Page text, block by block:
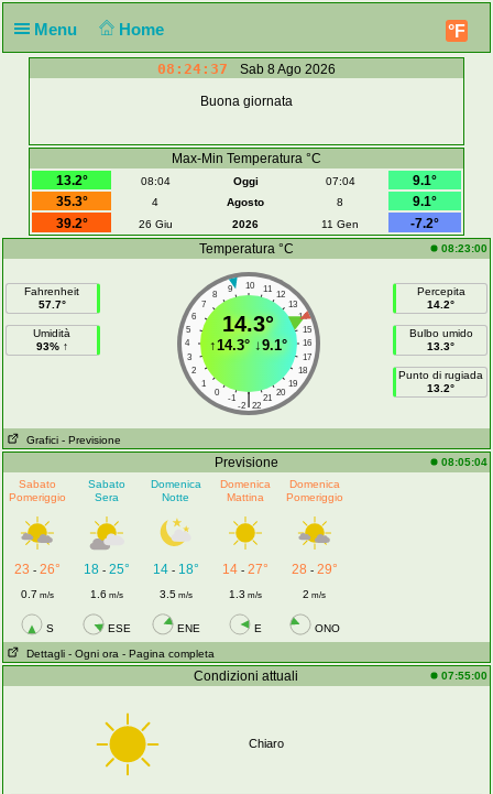
Menu Home °F
08:24:37 Sab 8 Ago 2026
Buona giornata
Max-Min Temperatura °C
13.2°
08:04 Oggi 07:04
9.1°
35.3°
4 Agosto 8
9.1°
39.2°
26 Giu 2026 11 Gen
-7.2°
Temperatura °C
08:23:00
Fahrenheit
57.7°
Umidità
93% ↑
10
9 11
8
12
7
13
6
14
5
15
4
16
3
17
2
18
1
19
0
20
-1 21
|
-2 22
14.3°
↑14.3° ↓9.1°
Percepita
14.2°
Bulbo umido
13.3°
Punto di rugiada
13.2°
Grafici - Previsione
Previsione
08:05:04
Sabato
Pomeriggio
Sabato
Sera
Domenica
Notte
Domenica
Mattina
Domenica
Pomeriggio
23 -26° 18- 25° 14- 18° 14- 27° 28 - 29°
0.7 m/s 1.6 m/s 3.5m/s 1.3 m/s 2 m/s
S ESE ENE E ONO
Dettagli - Ogni ora - Pagina completa
Condizioni attuali 07:55:00
Chiaro